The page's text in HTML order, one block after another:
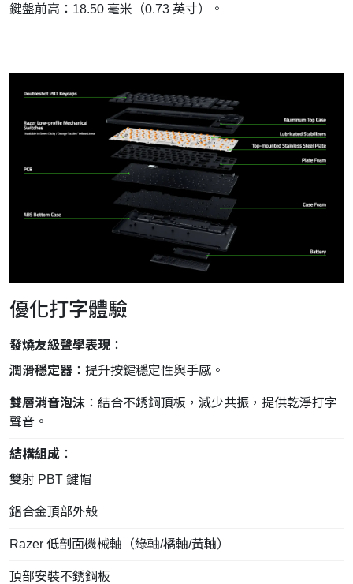
鍵盤前高：18.50 毫米（0.73 英寸）。
優化打字體驗
發燒友級聲學表現 ：
潤滑穩定器 ：提升按鍵穩定性與手感。
雙層消音泡沫 ：結合不銹鋼頂板，減少共振，提供乾淨打字
聲音。
結構組成 ：
雙射 PBT 鍵帽
鋁合金頂部外殼
Razer 低剖面機械軸（綠軸/橘軸/黃軸）
頂部安裝不銹鋼板